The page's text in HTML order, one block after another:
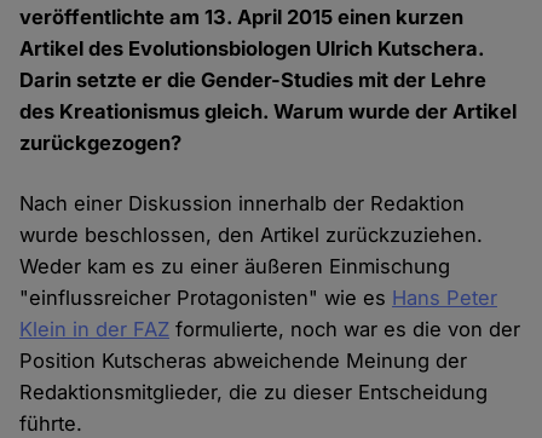
veröffentlichte am 13. April 2015 einen kurzen
Artikel des Evolutionsbiologen Ulrich Kutschera.
Darin setzte er die Gender-Studies mit der Lehre
des Kreationismus gleich. Warum wurde der Artikel
zurückgezogen?
Nach einer Diskussion innerhalb der Redaktion
wurde beschlossen, den Artikel zurückzuziehen.
Weder kam es zu einer äußeren Einmischung
"einflussreicher Protagonisten" wie es Hans Peter
Klein in der FAZ formulierte, noch war es die von der
Position Kutscheras abweichende Meinung der
Redaktionsmitglieder, die zu dieser Entscheidung
führte.